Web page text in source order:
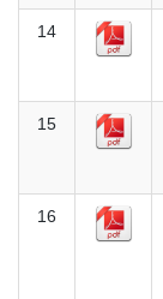
14
15
16